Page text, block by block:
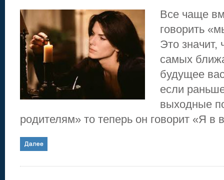
Все чаще
говорить
Это значит,
самых
будущее
если
выходные
родителям» то теперь он говорит «Я в